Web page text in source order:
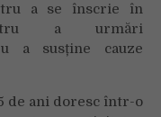
a se înscrie în
a urmări
a susține cauze
de ani doresc într-o